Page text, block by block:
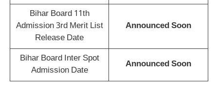
Bihar Board 11th
Admission 3rd Merit List
Release Date
Announced Soon
Bihar Board Inter Spot
Admission Date
Announced Soon